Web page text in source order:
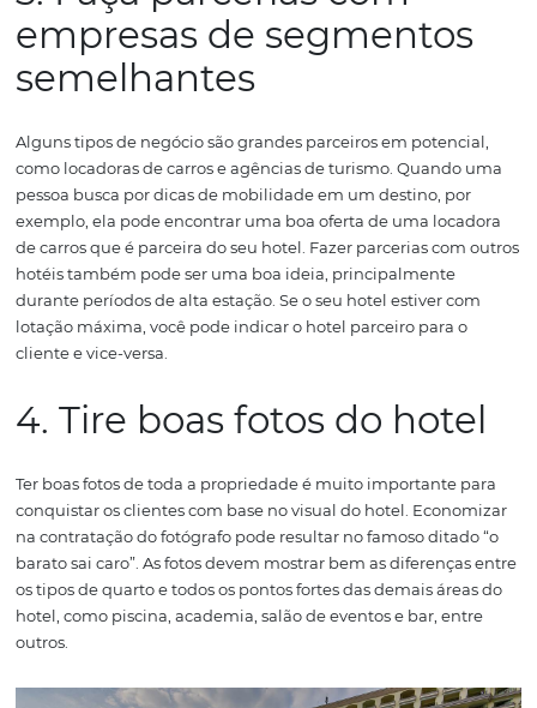
facilmente uma mensagem.
Eles podem quando bem
produzidos, encantar os hóspedes, apresentar seus
valores além de seguir uma estratégia de branding
redes sociais e nosite do hotelsão, sem dúvida, ótimas
estratégias dentro domarketing para hotéis.